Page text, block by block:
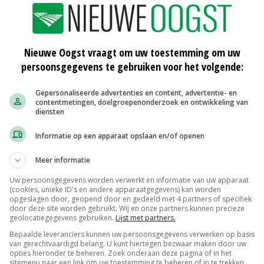
uitgekeerd met inhouding van 30 procent
zoals voor schade door overstromingen
maar 70 procent uitgekeerd, stelt Veltmans. Bij een
tot 15 procent vanaf getrokken, omdat een boer dan
en certificeren.
de verzekerde waarde. Vooral steenfruit als
vanwege het hoge risico. Ondernemers gaan dan
om dan te zeggen dat het hun eigen schuld is
Nieuwe Oogst vraagt om uw toestemming om uw
persoonsgegevens te gebruiken voor het volgende:
Gepersonaliseerde advertenties en content, advertentie- en
contentmetingen, doelgroepenonderzoek en ontwikkeling van
diensten
Informatie op een apparaat opslaan en/of openen
Meer informatie
Uw persoonsgegevens worden verwerkt en informatie van uw apparaat
(cookies, unieke ID's en andere apparaatgegevens) kan worden
opgeslagen door, geopend door en gedeeld met 4 partners of specifiek
door deze site worden gebruikt. Wij en onze partners kunnen precieze
geolocatiegegevens gebruiken. Lijst met partners.
Bepaalde leveranciers kunnen uw persoonsgegevens verwerken op basis
van gerechtvaardigd belang. U kunt hiertegen bezwaar maken door uw
opties hieronder te beheren. Zoek onderaan deze pagina of in het